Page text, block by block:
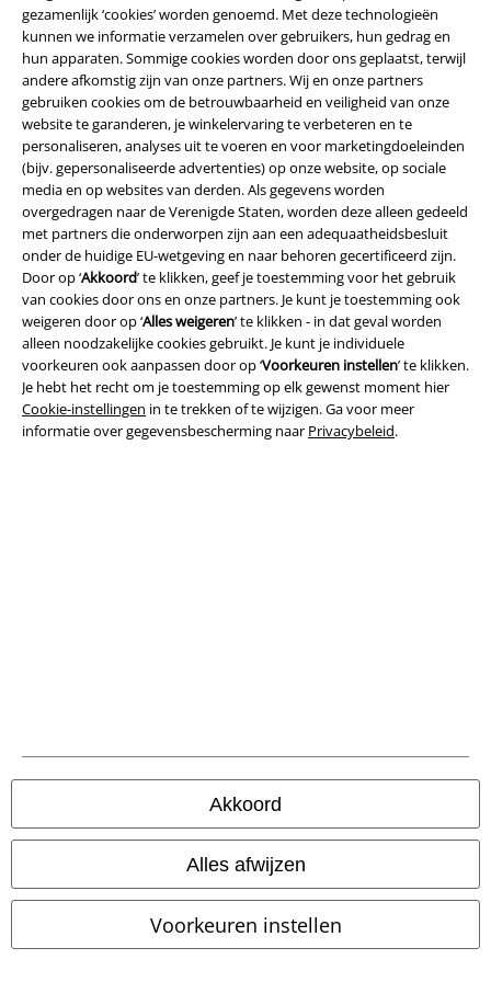
gezamenlijk ‘cookies’ worden genoemd. Met deze technologieën
kunnen we informatie verzamelen over gebruikers, hun gedrag en
hun apparaten. Sommige cookies worden door ons geplaatst, terwijl
andere afkomstig zijn van onze partners. Wij en onze partners
gebruiken cookies om de betrouwbaarheid en veiligheid van onze
website te garanderen, je winkelervaring te verbeteren en te
personaliseren, analyses uit te voeren en voor marketingdoeleinden
(bijv. gepersonaliseerde advertenties) op onze website, op sociale
media en op websites van derden. Als gegevens worden
overgedragen naar de Verenigde Staten, worden deze alleen gedeeld
met partners die onderworpen zijn aan een adequaatheidsbesluit
onder de huidige EU-wetgeving en naar behoren gecertificeerd zijn.
Door op ‘Akkoord’ te klikken, geef je toestemming voor het gebruik
van cookies door ons en onze partners. Je kunt je toestemming ook
weigeren door op ‘Alles weigeren’ te klikken - in dat geval worden
alleen noodzakelijke cookies gebruikt. Je kunt je individuele
voorkeuren ook aanpassen door op ‘Voorkeuren instellen’ te klikken.
Je hebt het recht om je toestemming op elk gewenst moment hier
Cookie-instellingen in te trekken of te wijzigen. Ga voor meer
informatie over gegevensbescherming naar Privacybeleid.
Akkoord
Alles afwijzen
Voorkeuren instellen
Die Ärzte, Die Toten Hosen, Feine Sahne Fischfilet, Broilers, Böhse
Onkelz en artikelen die bijdragen aan een goed doel.
Onze klantenservice staat voor je klaar
Je kunt ons morgen bereiken van 09:00 uur s morgens tot {1} uur s
middags.Meer informatie
Begin chat
Klantenservice
Veelgestelde vragen
Large Cadeaubonnen
Large Studentenkorting
EMP Backstage Club